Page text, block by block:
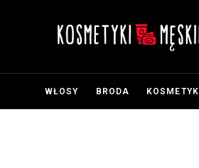
WŁOSY BRODA KOSMETYKI